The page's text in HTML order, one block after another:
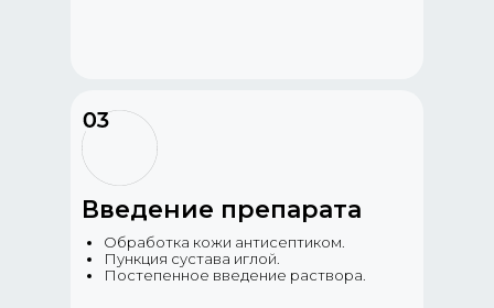
Обработка кожи антисептиком.
Пункция сустава иглой.
Постепенное введение раствора.
Введение препарата